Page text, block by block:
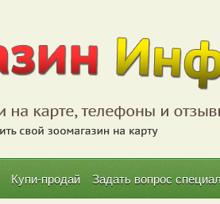
Купи-продай Задать вопрос